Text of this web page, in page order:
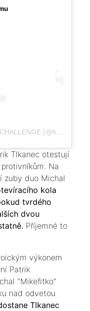
Tlkanec otestují
Na
zuby duo Michal
kola
tvrdého
dvou
Příjemné to
výkonem
Patrik
"Mikefitko"
nad odvetou
Tlkanec